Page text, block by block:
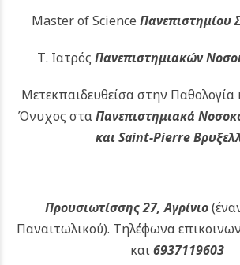
Master of Science Πανεπιστημίου
Τ. Ιατρός Πανεπιστημιακών
Μετεκπαιδευθείσα στην Παθολογία
Όνυχος σταΠανεπιστημιακά
και Saint-Pierre
Προυσιωτίσσης 27, Αγρίνιο
Παναιτωλικού). Τηλέφωνα
και6937119603